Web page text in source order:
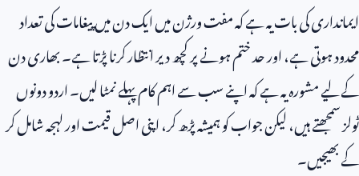
ایمانداری کی بات یہ ہے کہ مفت ورژن میں ایک دن میں پیغامات کی تعداد
محدود ہوتی ہے، اور حد ختم ہونے پر کچھ دیر انتظار کرنا پڑتا ہے۔ بھاری دن
کے لیے مشورہ یہ ہے کہ اپنے سب سے اہم کام پہلے نمٹا لیں۔ اردو دونوں
ٹولز سمجھتے ہیں، لیکن جواب کو ہمیشہ پڑھ کر، اپنی اصل قیمت اور لہجہ شامل کر
کے بھیجیں۔